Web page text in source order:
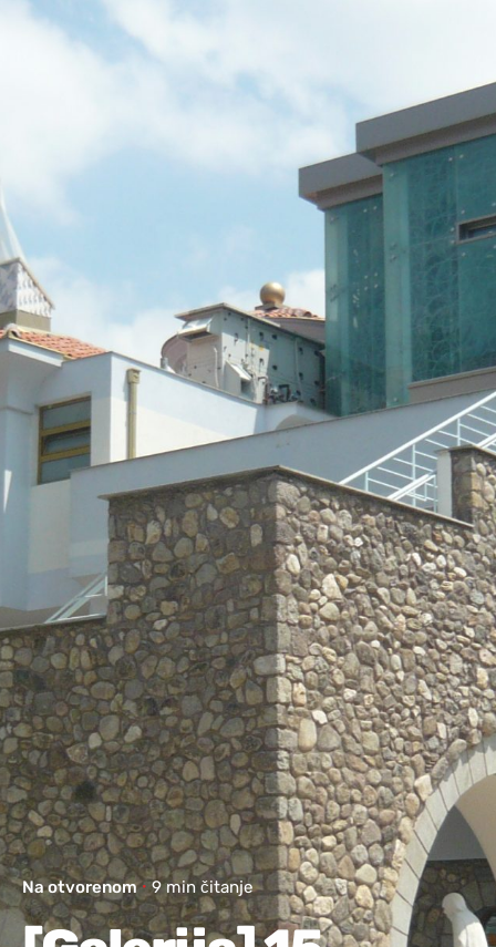
Na otvorenom 9 min čitanje